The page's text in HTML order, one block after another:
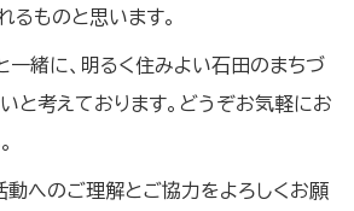
るものと思います。
一緒に、明るく住みよい石田のまちづ
と考えております。どうぞお気軽にお
動へのご理解とご協力をよろしくお願